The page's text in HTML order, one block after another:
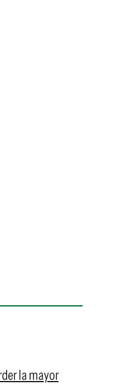
la mayor